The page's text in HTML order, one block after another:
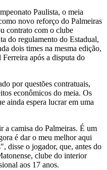
Paulista, o meia
novo reforço do Palmeiras
contrato com o clube
do regulamento do Estadual,
dois times na mesma edição,
Ferreira após a disputa do
por questões contratuais,
econômicos do meia. Os
ainda espera lucrar em uma
a camisa do Palmeiras. É um
é dar o meu melhor aqui
disse o jogador, que, antes do
clube do interior
aos 17 anos.